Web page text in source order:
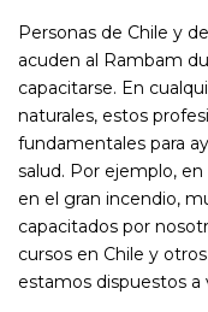
Personas de Chile y
acuden al Rambam
capacitarse. En
naturales, estos
fundamentales para
salud. Por ejemplo,
en el gran incendio,
capacitados por
cursos en Chile y
estamos dispuestos a